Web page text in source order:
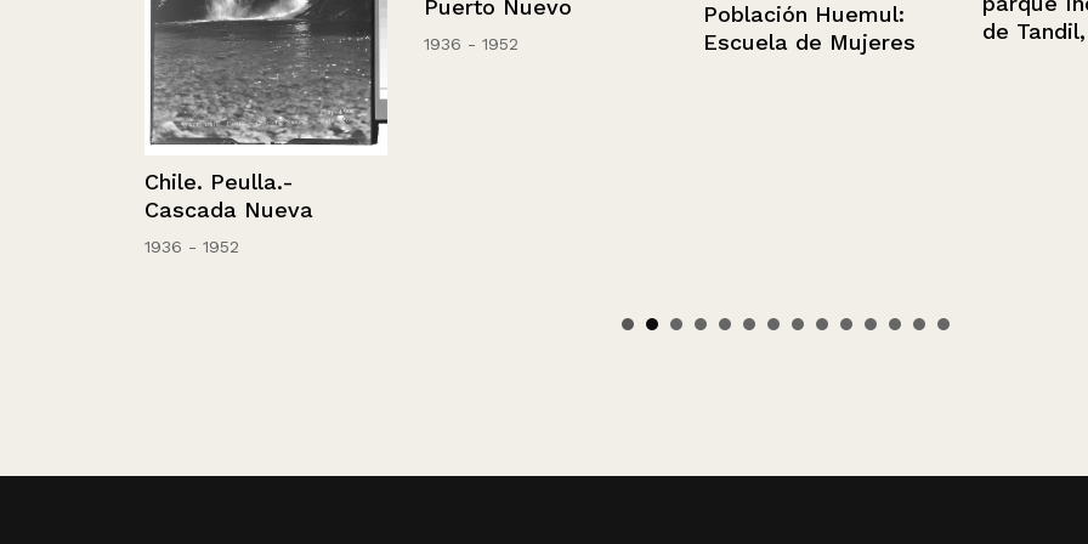
Chile. Peulla.-
Cascada Nueva
1936 - 1952
Puerto Nuevo
1936 - 1952
Población Huemul:
Escuela de Mujeres
de Tandil,